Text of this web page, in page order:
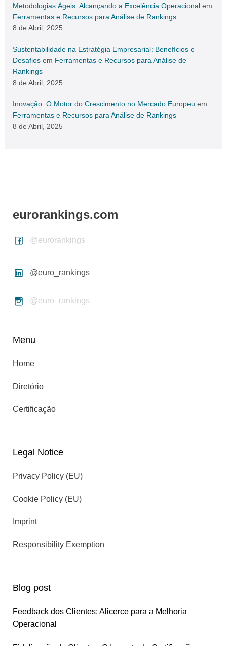
Metodologias Ágeis: Alcançando a Excelência Operacional em
Ferramentas e Recursos para Análise de Rankings
8 de Abril, 2025
Sustentabilidade na Estratégia Empresarial: Benefícios e
Desafios em Ferramentas e Recursos para Análise de
Rankings
8 de Abril, 2025
Inovação: O Motor do Crescimento no Mercado Europeu em
Ferramentas e Recursos para Análise de Rankings
8 de Abril, 2025
eurorankings.com
@eurorankings
@euro_rankings
@euro_rankings
Menu
Home
Diretório
Certificação
Legal Notice
Privacy Policy (EU)
Cookie Policy (EU)
Imprint
Responsibility Exemption
Blog post
Feedback dos Clientes: Alicerce para a Melhoria
Operacional